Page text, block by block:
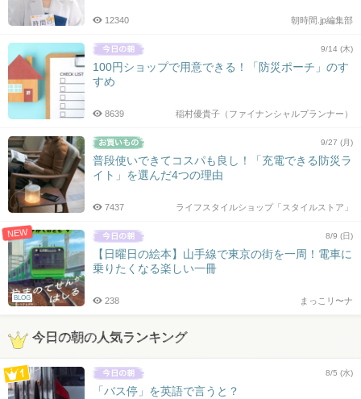
朝時間.jp編集部
12340
9/14 (木)
100円ショップで用意できる！「防災ポーチ」のす
すめ
稲村優貴子（ファイナンシャルプランナー）
8639
9/27 (月)
普段使いできてコスパも良し！「充電できる防災ラ
イト」を選んだ4つの理由
ライフスタイルショップ「スタイルストア」
7437
NEW
BLOG
8/9 (日)
【日曜日の絵本】山手線で東京の街を一周！電車に
乗りたくなる楽しい一冊
まっこリ〜ナ
238
今日の朝の人気ランキング
8/5 (水)
「バス停」を英語で言うと？